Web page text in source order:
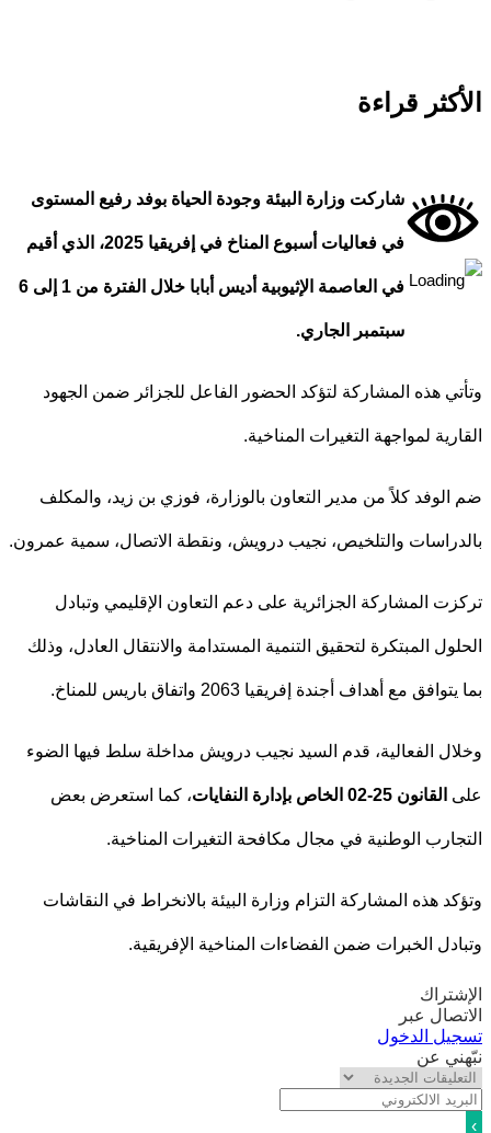
قراءة
شاركت وزارة البيئة وجودة الحياة بوفد رفيع المستوى
في فعاليات أسبوع المناخ في إفريقيا 2025، الذي أقيم
في العاصمة الإثيوبية أديس أبابا خلال الفترة من 1 إلى 6
سبتمبر الجاري.
هذه المشاركة لتؤكد الحضور الفاعل للجزائر ضمن الجهود
لمواجهة التغيرات المناخية.
كلاً من مدير التعاون بالوزارة، فوزي بن زيد، والمكلف
والتلخيص، نجيب درويش، ونقطة الاتصال، سمية عمرون.
المشاركة الجزائرية على دعم التعاون الإقليمي وتبادل
المبتكرة لتحقيق التنمية المستدامة والانتقال العادل، وذلك
مع أهداف أجندة إفريقيا 2063 واتفاق باريس للمناخ.
الفعالية، قدم السيد نجيب درويش مداخلة سلط فيها الضوء
القانون 25-02 الخاص بإدارة النفايات ، كما استعرض بعض
الوطنية في مجال مكافحة التغيرات المناخية.
هذه المشاركة التزام وزارة البيئة بالانخراط في النقاشات
الخبرات ضمن الفضاءات المناخية الإفريقية.
عبر
الدخول
عن